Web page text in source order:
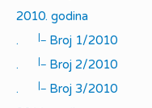
2010. godina
.
|_
Broj 1/2010
.
|_
Broj 2/2010
.
|_
Broj 3/2010